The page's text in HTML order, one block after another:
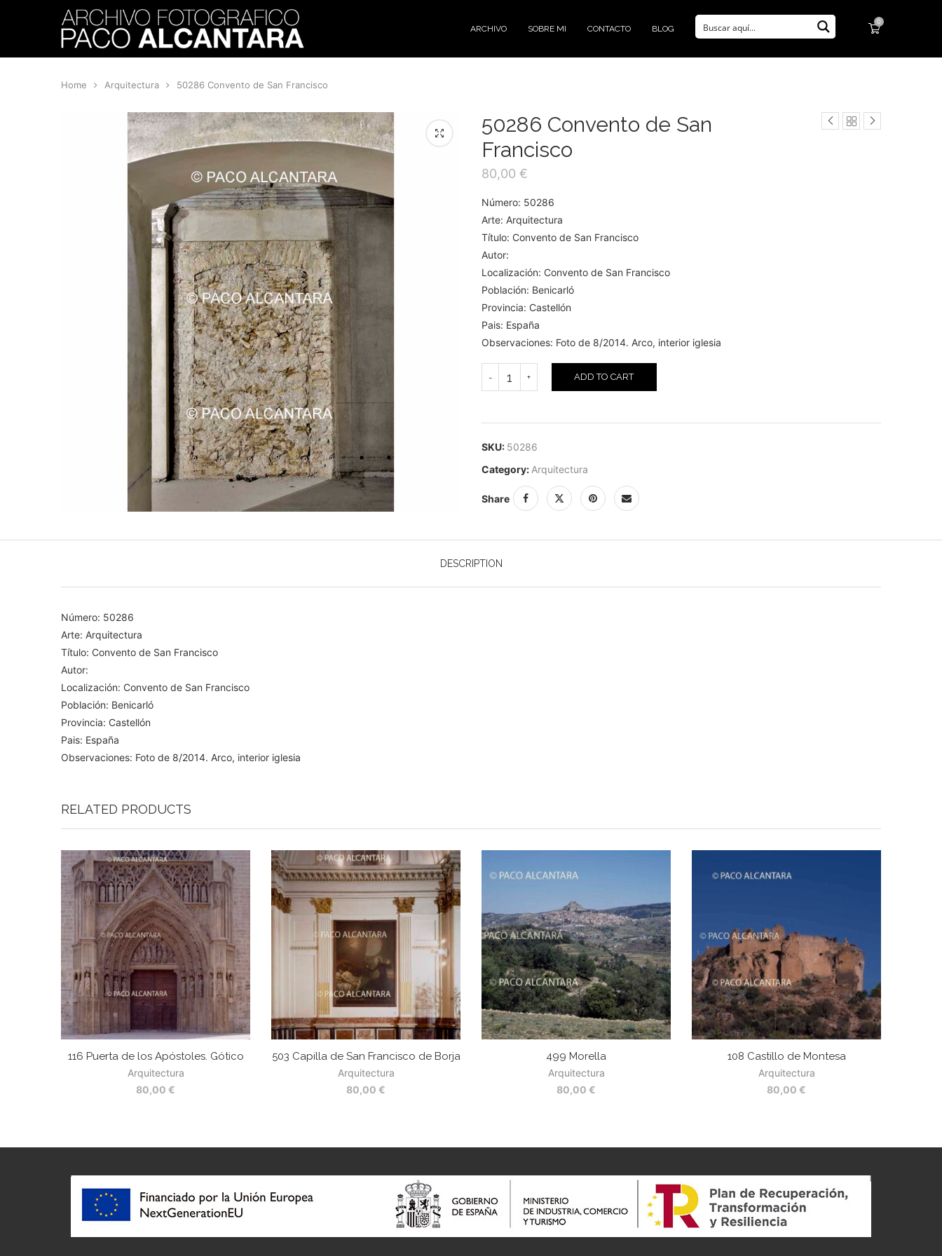
ARCHIVO SOBRE MI CONTACTO BLOG
0
Home Arquitectura 50286 Convento de San Francisco
50286 Convento de San
Francisco
80,00 €
Número: 50286
Arte: Arquitectura
Título: Convento de San Francisco
Autor:
Localización: Convento de San Francisco
Población: Benicarló
Provincia: Castellón
Pais: España
Observaciones: Foto de 8/2014. Arco, interior iglesia
ADD TO CART
SKU: 50286
Category: Arquitectura
Share
DESCRIPTION
Número: 50286
Arte: Arquitectura
Título: Convento de San Francisco
Autor:
Localización: Convento de San Francisco
Población: Benicarló
Provincia: Castellón
Pais: España
Observaciones: Foto de 8/2014. Arco, interior iglesia
RELATED PRODUCTS
116 Puerta de los Apóstoles. Gótico
Arquitectura
80,00 €
503 Capilla de San Francisco de Borja
Arquitectura
80,00 €
499 Morella
Arquitectura
80,00 €
108 Castillo de Montesa
Arquitectura
80,00 €